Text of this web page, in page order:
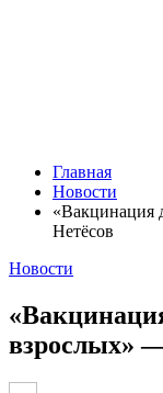
Главная
Новости
«Вакцинация
Нетёсов
Новости
взрослых»